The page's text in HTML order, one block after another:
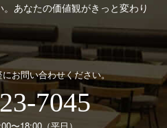
あなたの価値観がきっと変わり
にお問い合わせください。
7045